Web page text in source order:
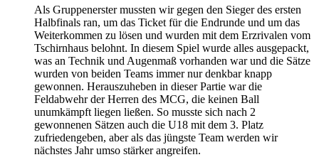
Als Gruppenerster mussten wir gegen den Sieger des ersten
Halbfinals ran, um das Ticket für die Endrunde und um das
Weiterkommen zu lösen und wurden mit dem Erzrivalen vom
Tschirnhaus belohnt. In diesem Spiel wurde alles ausgepackt,
was an Technik und Augenmaß vorhanden war und die Sätze
wurden von beiden Teams immer nur denkbar knapp
gewonnen. Herauszuheben in dieser Partie war die
Feldabwehr der Herren des MCG, die keinen Ball
unumkämpft liegen ließen. So musste sich nach 2
gewonnenen Sätzen auch die U18 mit dem 3. Platz
zufriedengeben, aber als das jüngste Team werden wir
nächstes Jahr umso stärker angreifen.